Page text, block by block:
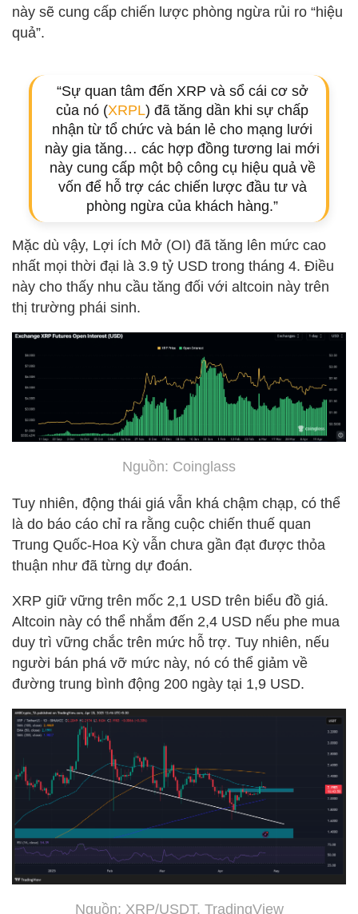
này sẽ cung cấp chiến lược phòng ngừa rủi ro “hiệu
quả”.
“Sự quan tâm đến XRP và sổ cái cơ sở
của nó (XRPL) đã tăng dần khi sự chấp
nhận từ tổ chức và bán lẻ cho mạng lưới
này gia tăng… các hợp đồng tương lai mới
này cung cấp một bộ công cụ hiệu quả về
vốn để hỗ trợ các chiến lược đầu tư và
phòng ngừa của khách hàng.”
Mặc dù vậy, Lợi ích Mở (OI) đã tăng lên mức cao
nhất mọi thời đại là 3.9 tỷ USD trong tháng 4. Điều
này cho thấy nhu cầu tăng đối với altcoin này trên
thị trường phái sinh.
Nguồn: Coinglass
Tuy nhiên, động thái giá vẫn khá chậm chạp, có thể
là do báo cáo chỉ ra rằng cuộc chiến thuế quan
Trung Quốc-Hoa Kỳ vẫn chưa gần đạt được thỏa
thuận như đã từng dự đoán.
XRP giữ vững trên mốc 2,1 USD trên biểu đồ giá.
Altcoin này có thể nhắm đến 2,4 USD nếu phe mua
duy trì vững chắc trên mức hỗ trợ. Tuy nhiên, nếu
người bán phá vỡ mức này, nó có thể giảm về
đường trung bình động 200 ngày tại 1,9 USD.
Nguồn: XRP/USDT, TradingView